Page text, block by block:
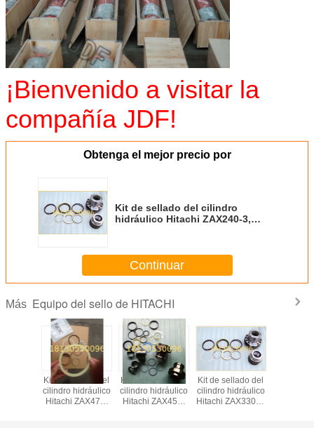
¡Bienvenido a visitar la
compañía JDF!
Obtenga el mejor precio por
Kit de sellado del cilindro
hidráulico Hitachi ZAX240-3,
Continuar
Más Equipo del sello de HITACHI
Kit de sellado del
cilindro hidráulico
Hitachi EX100-1,
Kit de sellado de
cilindros
hidráulicos
un conjunto de
sello de cilindro
hidráulico,